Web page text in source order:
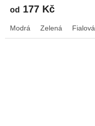
od 177 Kč
Modrá Zelená Fialová